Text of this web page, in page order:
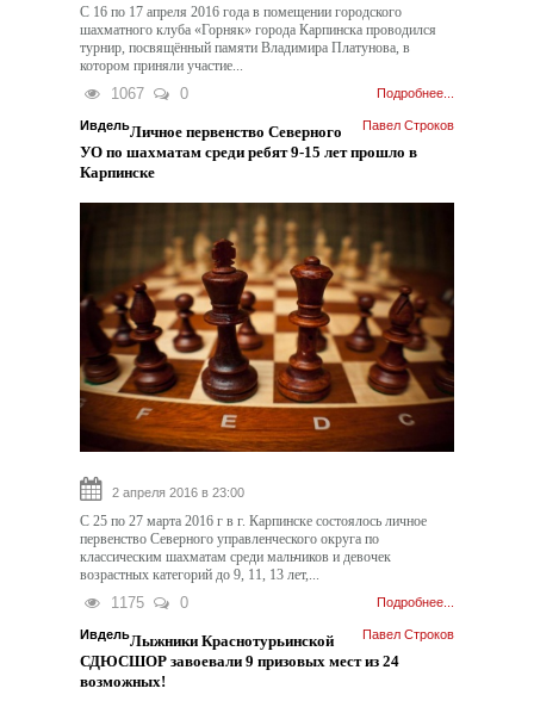
С 16 по 17 апреля 2016 года в помещении городского
шахматного клуба «Горняк» города Карпинска проводился
турнир, посвящённый памяти Владимира Платунова, в
котором приняли участие...
1067 0 Подробнее...
Ивдель Павел Строков
Личное первенство Северного
УО по шахматам среди ребят 9-15 лет прошло в
Карпинске
2 апреля 2016 в 23:00
С 25 по 27 марта 2016 г в г. Карпинске состоялось личное
первенство Северного управленческого округа по
классическим шахматам среди мальчиков и девочек
возрастных категорий до 9, 11, 13 лет,...
1175 0 Подробнее...
Ивдель Павел Строков
Лыжники Краснотурьинской
СДЮСШОР завоевали 9 призовых мест из 24
возможных!